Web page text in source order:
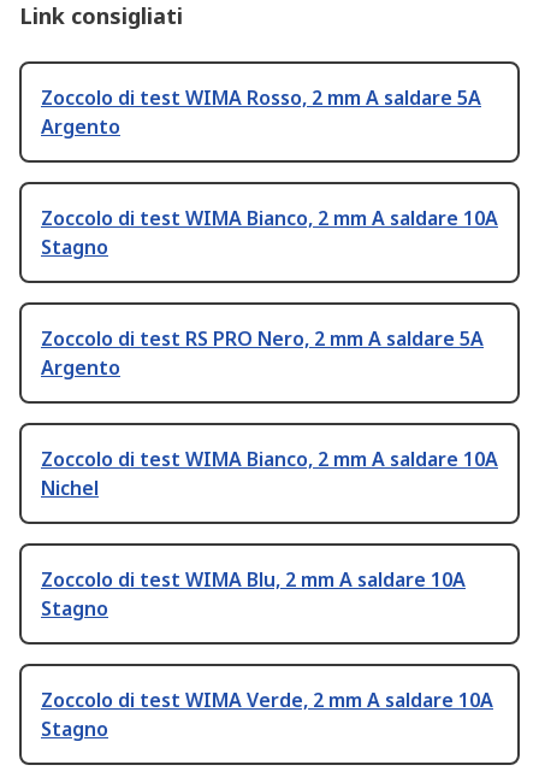
Link consigliati
Zoccolo di test WIMA Rosso, 2 mm A saldare 5A
Argento
Zoccolo di test WIMA Bianco, 2 mm A saldare 10A
Stagno
Zoccolo di test RS PRO Nero, 2 mm A saldare 5A
Argento
Zoccolo di test WIMA Bianco, 2 mm A saldare 10A
Nichel
Zoccolo di test WIMA Blu, 2 mm A saldare 10A
Stagno
Zoccolo di test WIMA Verde, 2 mm A saldare 10A
Stagno